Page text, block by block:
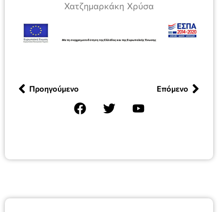
Χατζημαρκάκη Χρύσα
Προηγούμενο Επόμενο